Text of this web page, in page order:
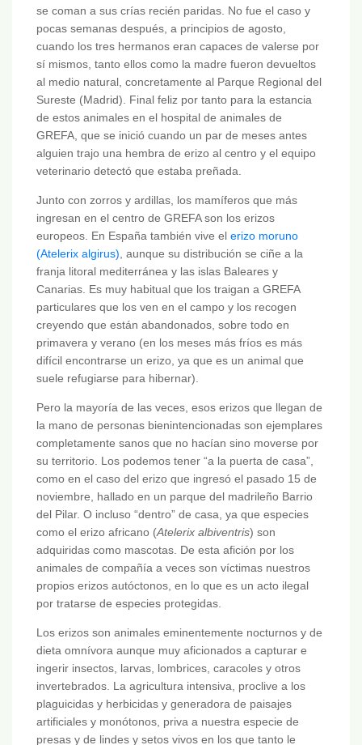
se coman a sus crías recién paridas. No fue el caso y
pocas semanas después, a principios de agosto,
cuando los tres hermanos eran capaces de valerse por
sí mismos, tanto ellos como la madre fueron devueltos
al medio natural, concretamente al Parque Regional del
Sureste (Madrid). Final feliz por tanto para la estancia
de estos animales en el hospital de animales de
GREFA, que se inició cuando un par de meses antes
alguien trajo una hembra de erizo al centro y el equipo
veterinario detectó que estaba preñada.
Junto con zorros y ardillas, los mamíferos que más
ingresan en el centro de GREFA son los erizos
europeos. En España también vive el erizo moruno
(Atelerix algirus) , aunque su distribución se ciñe a la
franja litoral mediterránea y las islas Baleares y
Canarias. Es muy habitual que los traigan a GREFA
particulares que los ven en el campo y los recogen
creyendo que están abandonados, sobre todo en
primavera y verano (en los meses más fríos es más
difícil encontrarse un erizo, ya que es un animal que
suele refugiarse para hibernar).
Pero la mayoría de las veces, esos erizos que llegan de
la mano de personas bienintencionadas son ejemplares
completamente sanos que no hacían sino moverse por
su territorio. Los podemos tener “a la puerta de casa”,
como en el caso del erizo que ingresó el pasado 15 de
noviembre, hallado en un parque del madrileño Barrio
del Pilar. O incluso “dentro” de casa, ya que especies
como el erizo africano (Atelerix albiventris) son
adquiridas como mascotas. De esta afición por los
animales de compañía a veces son víctimas nuestros
propios erizos autóctonos, en lo que es un acto ilegal
por tratarse de especies protegidas.
Los erizos son animales eminentemente nocturnos y de
dieta omnívora aunque muy aficionados a capturar e
ingerir insectos, larvas, lombrices, caracoles y otros
invertebrados. La agricultura intensiva, proclive a los
plaguicidas y herbicidas y generadora de paisajes
artificiales y monótonos, priva a nuestra especie de
presas y de lindes y setos vivos en los que tanto le